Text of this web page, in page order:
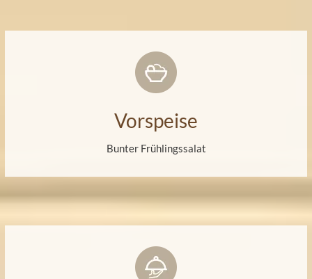
Vorspeise
Bunter Frühlingssalat